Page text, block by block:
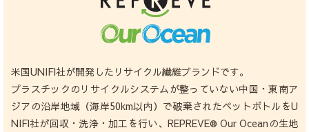
米国UNIFI社が開発したリサイクル繊維ブランドです。
プラスチックのリサイクルシステムが整っていない中国・東南ア
ジアの沿岸地域（海岸50km以内）で破棄されたペットボトルをU
NIFI社が回収・洗浄・加工を行い、REPREVE® Our Oceanの生地